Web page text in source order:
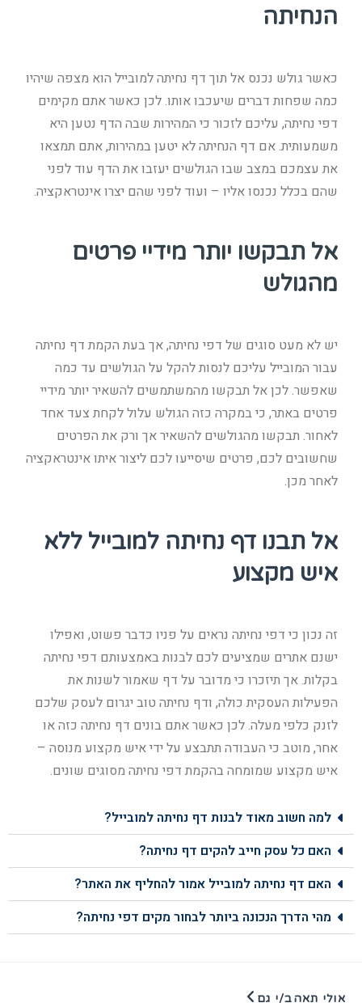
הנחיתה
כאשר גולש נכנס אל תוך דף נחיתה למובייל הוא מצפה שיהיו
כמה שפחות דברים שיעכבו אותו. לכן כאשר אתם מקימים
דפי נחיתה, עליכם לזכור כי המהירות שבה הדף נטען היא
משמעותית. אם דף הנחיתה לא יטען במהירות, אתם תמצאו
את עצמכם במצב שבו הגולשים יעזבו את הדף עוד לפני
שהם בכלל נכנסו אליו – ועוד לפני שהם יצרו אינטראקציה.
אל תבקשו יותר מידיי פרטים
מהגולש
יש לא מעט סוגים של דפי נחיתה, אך בעת הקמת דף נחיתה
עבור המובייל עליכם לנסות להקל על הגולשים עד כמה
שאפשר. לכן אל תבקשו מהמשתמשים להשאיר יותר מידיי
פרטים באתר, כי במקרה כזה הגולש עלול לקחת צעד אחד
לאחור. תבקשו מהגולשים להשאיר אך ורק את הפרטים
שחשובים לכם, פרטים שיסייעו לכם ליצור איתו אינטראקציה
לאחר מכן.
אל תבנו דף נחיתה למובייל ללא
איש מקצוע
זה נכון כי דפי נחיתה נראים על פניו כדבר פשוט, ואפילו
ישנם אתרים שמציעים לכם לבנות באמצעותם דפי נחיתה
בקלות. אך תיזכרו כי מדובר על דף שאמור לשנות את
הפעילות העסקית כולה, ודף נחיתה טוב יגרום לעסק שלכם
לזנק כלפי מעלה. לכן כאשר אתם בונים דף נחיתה כזה או
אחר, מוטב כי העבודה תתבצע על ידי איש מקצוע מנוסה –
איש מקצוע שמומחה בהקמת דפי נחיתה מסוגים שונים.
למה חשוב מאוד לבנות דף נחיתה למובייל?
האם כל עסק חייב להקים דף נחיתה?
האם דף נחיתה למובייל אמור להחליף את האתר?
מהי הדרך הנכונה ביותר לבחור מקים דפי נחיתה?
אולי תאהב/י גם